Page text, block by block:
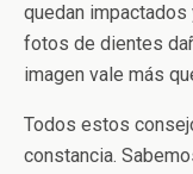
quedan impactados
fotos de dientes
imagen vale más
Todos estos
constancia.